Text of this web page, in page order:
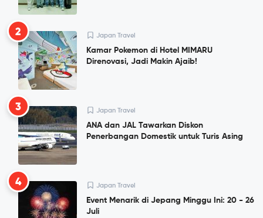
2 Japan Travel
Kamar Pokemon di Hotel MIMARU
Direnovasi, Jadi Makin Ajaib!
3 Japan Travel
ANA dan JAL Tawarkan Diskon
Penerbangan Domestik untuk Turis Asing
4 Japan Travel
Event Menarik di Jepang Minggu Ini: 20 - 26
Juli